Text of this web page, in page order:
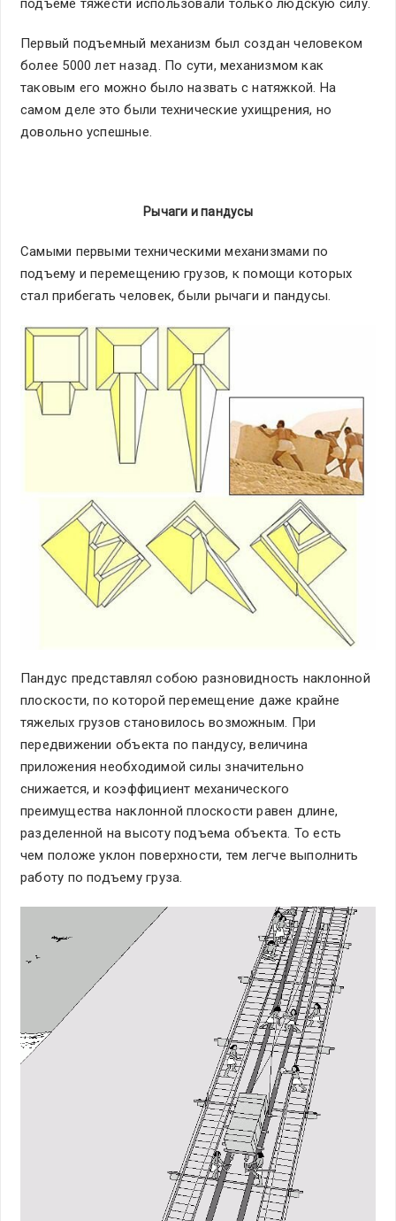
подъеме тяжести использовали только людскую силу.
Первый подъемный механизм был создан человеком
более 5000 лет назад. По сути, механизмом как
таковым его можно было назвать с натяжкой. На
самом деле это были технические ухищрения, но
довольно успешные.
Рычаги и пандусы
Самыми первыми техническими механизмами по
подъему и перемещению грузов, к помощи которых
стал прибегать человек, были рычаги и пандусы.
Пандус представлял собою разновидность наклонной
плоскости, по которой перемещение даже крайне
тяжелых грузов становилось возможным. При
передвижении объекта по пандусу, величина
приложения необходимой силы значительно
снижается, и коэффициент механического
преимущества наклонной плоскости равен длине,
разделенной на высоту подъема объекта. То есть
чем положе уклон поверхности, тем легче выполнить
работу по подъему груза.